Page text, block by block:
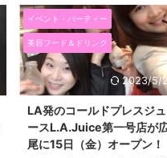
乾燥肌にうれしい成分が配合♪
うな方を購入しています。 今月
は、マキアの方がおもしろそう
ったので選びました♪ しかも、
録が自分が使ったことのないコ
メだったので試したくて。かか
をプルプルにする休息時間と、
ロクシタンのファイブハーブスリ
ペアリングシャンプーとコンディ
ショナー！ 早速ロクシタンのシ
ャンプーとトリートメントを試し
イベント・パーティー
美容フード＆ドリンク
2023/5/
LA発のコールドプレスジュ
ースL.A.Juice第一号店が
尾に15日（金）オープン！